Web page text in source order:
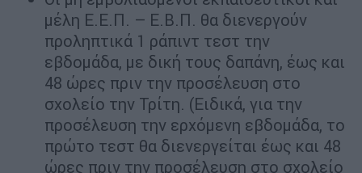
μέλη Ε.Ε.Π. – Ε.Β.Π. θα διενεργούν
προληπτικά 1 ράπιντ τεστ την
εβδομάδα, με δική τους δαπάνη, έως και
48 ώρες πριν την προσέλευση στο
σχολείο την Τρίτη. (Ειδικά, για την
προσέλευση την ερχόμενη εβδομάδα, το
πρώτο τεστ θα διενεργείται έως και 48
ώρες πριν την προσέλευση στο σχολείο